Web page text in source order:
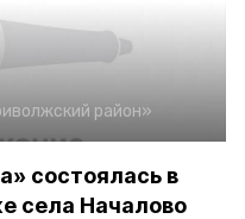
район»
состоялась в
села Началово